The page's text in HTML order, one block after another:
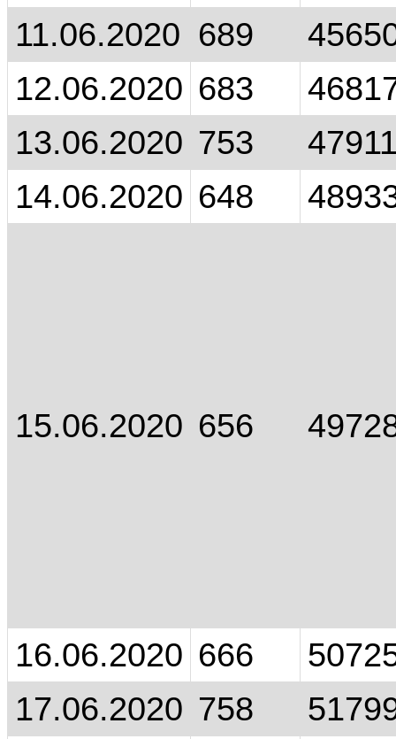
11.06.2020 689
12.06.2020 683
13.06.2020 753
14.06.2020 648
15.06.2020 656
16.06.2020 666
17.06.2020 758